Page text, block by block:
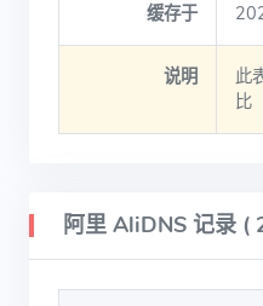
缓存于
说明
此
比
阿里 AliDNS 记录 (